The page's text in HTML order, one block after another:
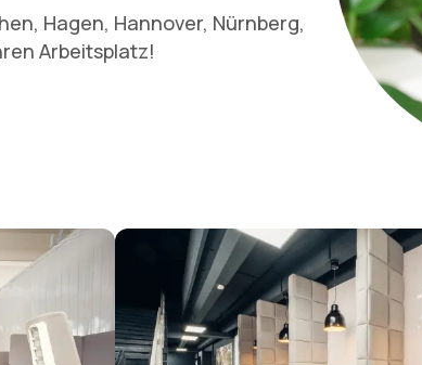
Hagen, Hannover, Nürnberg,
Arbeitsplatz!